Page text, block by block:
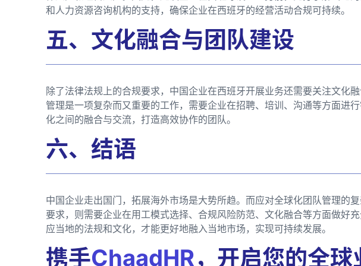
和人力资源咨询机构的支持，确保企业在西班牙的经营活动合规可持续。
五、文化融合与团队建设
除了法律法规上的合规要求，中国企业在西班牙开展业务还需要关注文化
管理是一项复杂而又重要的工作，需要企业在招聘、培训、沟通等方面进
化之间的融合与交流，打造高效协作的团队。
六、结语
中国企业走出国门，拓展海外市场是大势所趋。而应对全球化团队管理的
要求，则需要企业在用工模式选择、合规风险防范、文化融合等方面做好
应当地的法规和文化，才能更好地融入当地市场，实现可持续发展。
携手ChaadHR，开启您的全